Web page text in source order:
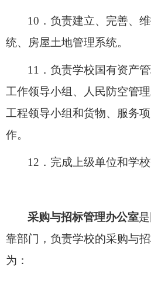
10． 负责建立、完善、
统、房屋土地管理系统。
11． 负责学校国有资产
工作领导小组、人民防空管
工程领导小组和货物、服务
作。
12． 完成上级单位和学
采购与招标管理办公室是
靠部门， 负责学校的采购与
为：